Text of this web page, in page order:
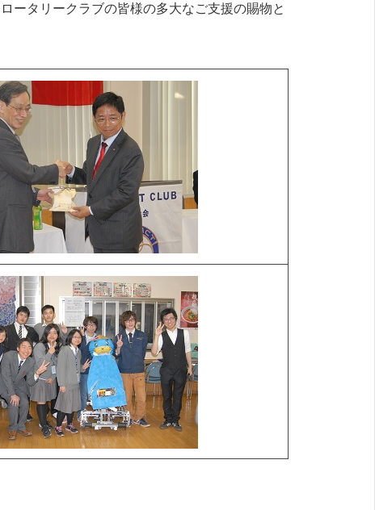
ータリークラブの皆様の多大なご支援の賜物と